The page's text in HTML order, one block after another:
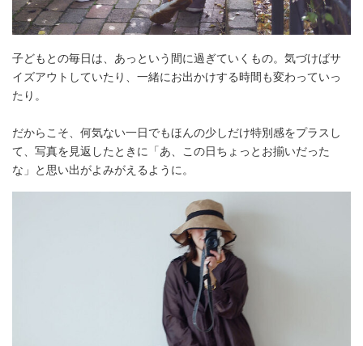
子どもとの毎日は、あっという間に過ぎていくもの。気づけばサ
イズアウトしていたり、一緒にお出かけする時間も変わっていっ
たり。
だからこそ、何気ない一日でもほんの少しだけ特別感をプラスし
て、写真を見返したときに「あ、この日ちょっとお揃いだった
な」と思い出がよみがえるように。